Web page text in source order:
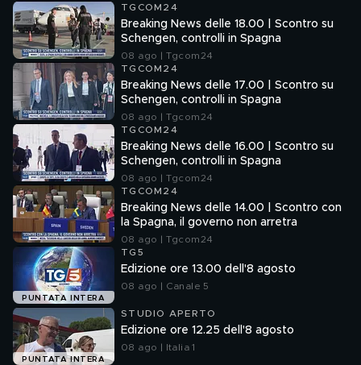
TGCOM24
Breaking News delle 18.00 | Scontro su
Schengen, controlli in Spagna
08 ago | Tgcom24
TGCOM24
Breaking News delle 17.00 | Scontro su
Schengen, controlli in Spagna
08 ago | Tgcom24
TGCOM24
Breaking News delle 16.00 | Scontro su
Schengen, controlli in Spagna
08 ago | Tgcom24
TGCOM24
Breaking News delle 14.00 | Scontro con
la Spagna, il governo non arretra
08 ago | Tgcom24
PUNTATA INTERA
TG5
Edizione ore 13.00 dell'8 agosto
08 ago | Canale 5
PUNTATA INTERA
STUDIO APERTO
Edizione ore 12.25 dell'8 agosto
08 ago | Italia 1